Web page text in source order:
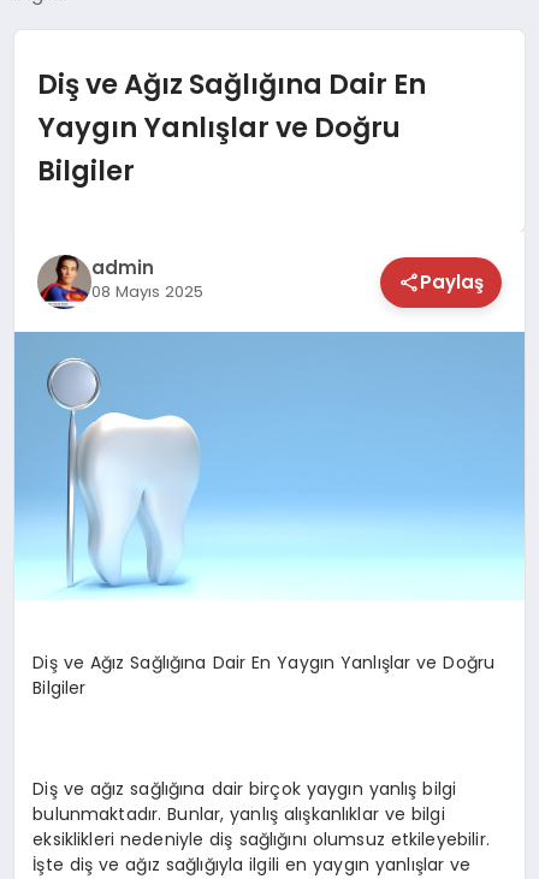
EKONOMİ
YAŞAM
SAĞLIK
MAGAZİN
EĞİTİM
Diş ve Ağız Sağlığına Dair En
Yaygın Yanlışlar ve Doğru
Bilgiler
admin
08 Mayıs 2025 Paylaş
Diş ve Ağız Sağlığına Dair En Yaygın Yanlışlar ve Doğru
Bilgiler
Diş ve ağız sağlığına dair birçok yaygın yanlış bilgi
bulunmaktadır. Bunlar, yanlış alışkanlıklar ve bilgi
eksiklikleri nedeniyle diş sağlığını olumsuz etkileyebilir.
İşte diş ve ağız sağlığıyla ilgili en yaygın yanlışlar ve